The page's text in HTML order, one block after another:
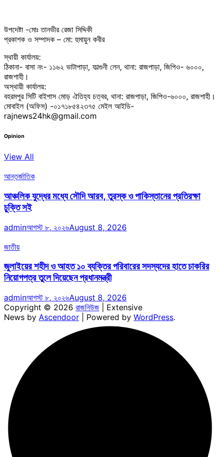
উপদেষ্টা -মোঃ তানভীর রেজা সিদ্দিকী
প্রকাশক ও সম্পাদক – মো: হুমায়ুন কবীর
স্থায়ী কার্যালয়:
ঠিকানা- বাসা নং- ১১৬২ ভাটাপাড়া, ফাল্গুনী লেন, থানা: রাজপাড়া, জিপিও- ৬০০০,
রাজশাহী।
অস্থায়ী কার্যালয়:
বহরমপুর সিটি বাইপাস মোড় ঐতিহ্য চত্বর, থানা: রাজপাড়া, জিপিও-৬০০০, রাজশাহী।
মোবাইল (অফিস) -০১৭১৮৫৪২৩৭৫ মেইল আইডি-
rajnews24hk@gmail.com
Opinion
View All
আন্তর্জাতিক
আঞ্চলিক যুদ্ধের মধ্যে সৌদি আরব, তুরস্ক ও পাকিস্তানের প্রতিরক্ষা
চুক্তি সই
adminআগস্ট ৮, ২০২৬August 8, 2026
জাতীয়
জুলাইয়ের শহীদ ও আহত ১০ ব্যক্তির পরিবারের সদস্যদের হাতে চাকরির
নিয়োগপত্র তুলে দিয়েছেন প্রধানমন্ত্রী
adminআগস্ট ৮, ২০২৬August 8, 2026
Copyright © 2026 রাজনিউজ | Extensive
News by Ascendoor | Powered by WordPress.